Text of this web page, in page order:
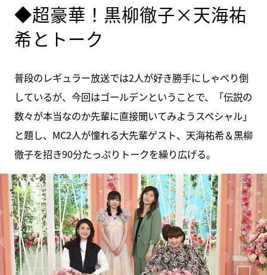
◆超豪華！黒柳徹子×天海祐
希とトーク
普段のレギュラー放送では2人が好き勝手にしゃべり倒
しているが、今回はゴールデンということで、「伝説の
数々が本当なのか先輩に直接聞いてみようスペシャル」
と題し、MC2人が憧れる大先輩ゲスト、天海祐希＆黒柳
徹子を招き90分たっぷりトークを繰り広げる。